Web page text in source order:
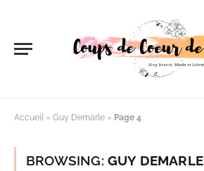
Accueil » Guy Demarle » Page 4
BROWSING: GUY DEMARLE